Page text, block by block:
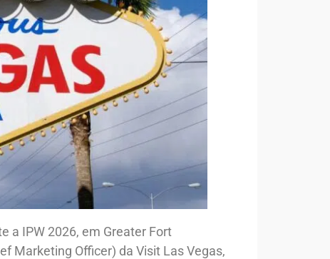
a IPW 2026, em Greater Fort
Marketing Officer) da Visit Las Vegas,